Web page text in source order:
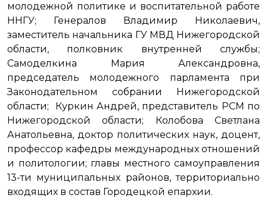
молодежной политике и воспитательной работе
ННГУ; Генералов Владимир Николаевич,
заместитель начальника ГУ МВД Нижегородской
области, полковник внутренней службы;
Самоделкина Мария Александровна,
председатель молодежного парламента при
Законодательном собрании Нижегородской
области; Куркин Андрей, представитель РСМ по
Нижегородской области; Колобова Светлана
Анатольевна, доктор политических наук, доцент,
профессор кафедры международных отношений
и политологии; главы местного самоуправления
13-ти муниципальных районов, территориально
входящих в состав Городецкой епархии.